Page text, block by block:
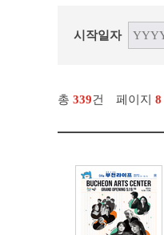
시작일자
총 339건 페이지 8